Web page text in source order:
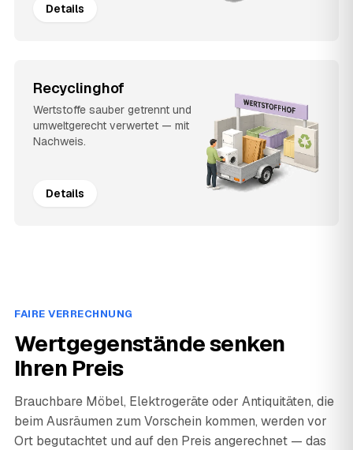
Details
Recyclinghof
Wertstoffe sauber getrennt und
umweltgerecht verwertet — mit
Nachweis.
Details
FAIRE VERRECHNUNG
Wertgegenstände senken
Ihren Preis
Brauchbare Möbel, Elektrogeräte oder Antiquitäten, die
beim Ausräumen zum Vorschein kommen, werden vor
Ort begutachtet und auf den Preis angerechnet — das